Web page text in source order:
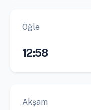
Öğle
12:58
Akşam